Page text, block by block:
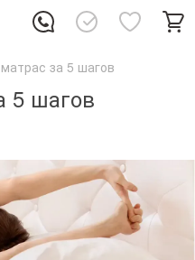
за 5 шагов
5 шагов